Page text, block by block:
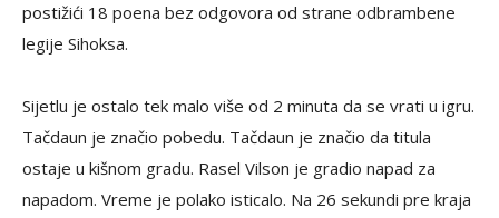
postižići 18 poena bez odgovora od strane odbrambene
legije Sihoksa.
Sijetlu je ostalo tek malo više od 2 minuta da se vrati u igru.
Tačdaun je značio pobedu. Tačdaun je značio da titula
ostaje u kišnom gradu. Rasel Vilson je gradio napad za
napadom. Vreme je polako isticalo. Na 26 sekundi pre kraja